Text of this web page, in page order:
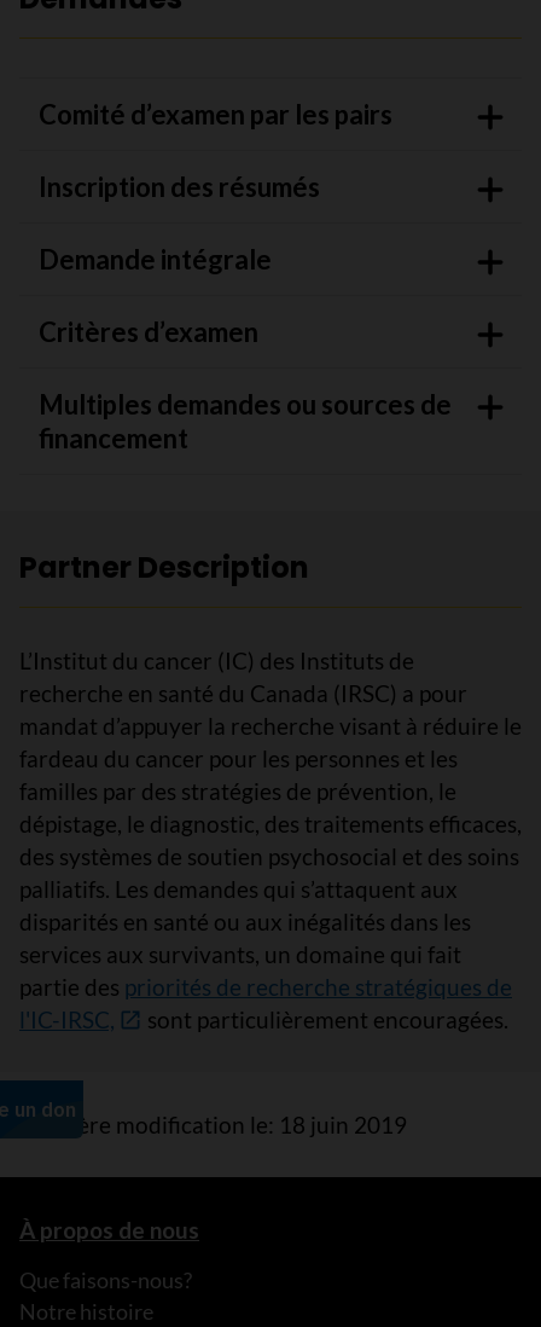
Comité d’examen par les pairs
Inscription des résumés
Demande intégrale
Critères d’examen
Multiples demandes ou sources de
financement
Partner Description
L’Institut du cancer (IC) des Instituts de
recherche en santé du Canada (IRSC) a pour
mandat d’appuyer la recherche visant à réduire le
fardeau du cancer pour les personnes et les
familles par des stratégies de prévention, le
dépistage, le diagnostic, des traitements efficaces,
des systèmes de soutien psychosocial et des soins
palliatifs. Les demandes qui s’attaquent aux
disparités en santé ou aux inégalités dans les
services aux survivants, un domaine qui fait
partie des priorités de recherche stratégiques de
l'IC-IRSC,
sont particulièrement encouragées.
Dernière modification le: 18 juin 2019
À propos de nous
Que faisons-nous?
Notre histoire